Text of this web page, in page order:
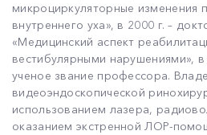
микроциркуляторные изменения
внутреннего уха», в 2000 г. –
«Медицинский аспект
вестибулярными нарушениями»,
ученое звание профессора.
видеоэндоскопической
использованием лазера,
оказанием экстренной ЛОР-